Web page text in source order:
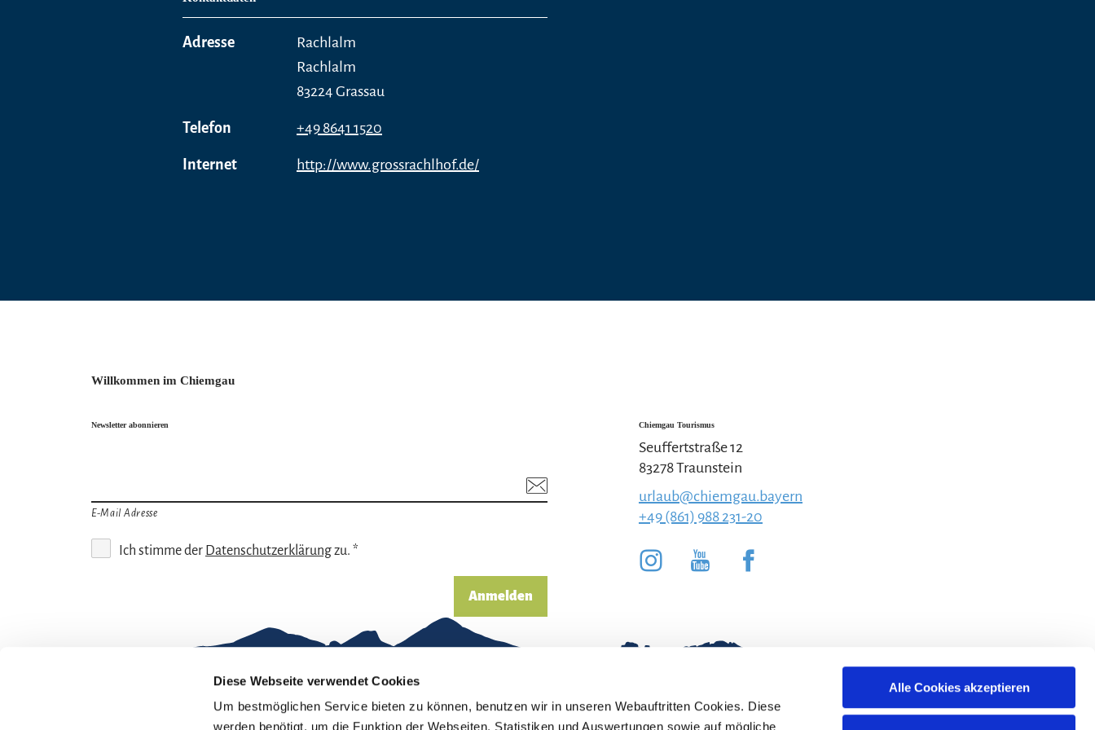
Diese Webseite verwendet Cookies
Um bestmöglichen Service bieten zu können, benutzen wir in unseren Webauftritten Cookies. Diese
werden benötigt, um die Funktion der Webseiten, Statistiken und Auswertungen sowie auf mögliche
Alle Cookies akzeptieren
Adresse
Rachlalm
Rachlalm
83224 Grassau
Telefon +49 8641 1520
Internet http://www.grossrachlhof.de/
Willkommen im Chiemgau
Newsletter abonnieren
E-Mail Adresse
Ich stimme der Datenschutzerklärungzu. *
Anmelden
Chiemgau Tourismus
Seuffertstraße 12
83278 Traunstein
urlaub@chiemgau.bayern
+49 (861) 988 231-20